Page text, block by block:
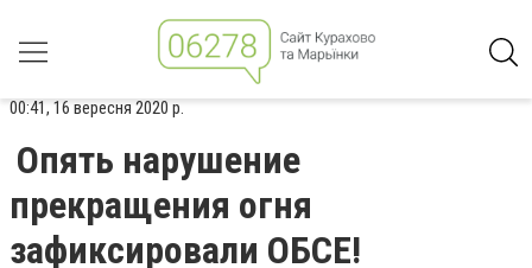
00:41, 16 вересня 2020 р.
Опять нарушение
прекращения огня
зафиксировали ОБСЕ!